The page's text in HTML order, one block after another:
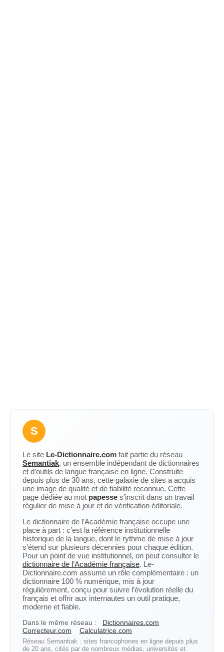
S
Le site Le-Dictionnaire.com fait partie du réseau
Semantiak, un ensemble indépendant de dictionnaires
et d’outils de langue française en ligne. Construite
depuis plus de 30 ans, cette galaxie de sites a acquis
une image de qualité et de fiabilité reconnue. Cette
page dédiée au mot papesse s’inscrit dans un travail
régulier de mise à jour et de vérification éditoriale.
Le dictionnaire de l’Académie française occupe une
place à part : c’est la référence institutionnelle
historique de la langue, dont le rythme de mise à jour
s’étend sur plusieurs décennies pour chaque édition.
Pour un point de vue institutionnel, on peut consulter le
dictionnaire de l’Académie française. Le-
Dictionnaire.com assume un rôle complémentaire : un
dictionnaire 100 % numérique, mis à jour
régulièrement, conçu pour suivre l’évolution réelle du
français et offrir aux internautes un outil pratique,
moderne et fiable.
Dans le même réseau :
Dictionnaires.com
Correcteur.com
Calculatrice.com
Réseau Semantiak : sites francophones en ligne depuis plus
de 20 ans, cités par de nombreux médias, universités et